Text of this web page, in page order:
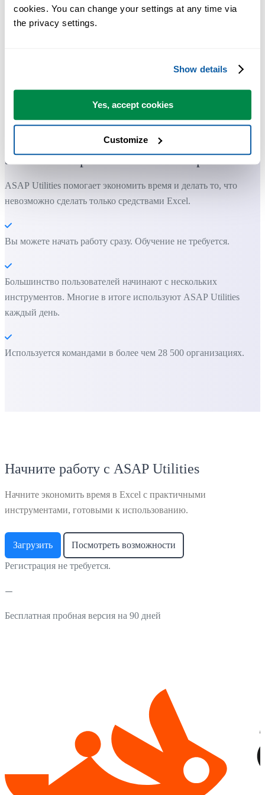
cookies. You can change your settings at any time via
the privacy settings.
Show details
Yes, accept cookies
Customize
не хватает в самом Excel.
Экономьте время в Excel. Это просто.
ASAP Utilities помогает экономить время и делать то, что
невозможно сделать только средствами Excel.
Вы можете начать работу сразу. Обучение не требуется.
Большинство пользователей начинают с нескольких
инструментов. Многие в итоге используют ASAP Utilities
каждый день.
Используется командами в более чем 28 500 организациях.
Начните работу с ASAP Utilities
Начните экономить время в Excel с практичными
инструментами, готовыми к использованию.
Загрузить Посмотреть возможности
Регистрация не требуется.
Бесплатная пробная версия на 90 дней